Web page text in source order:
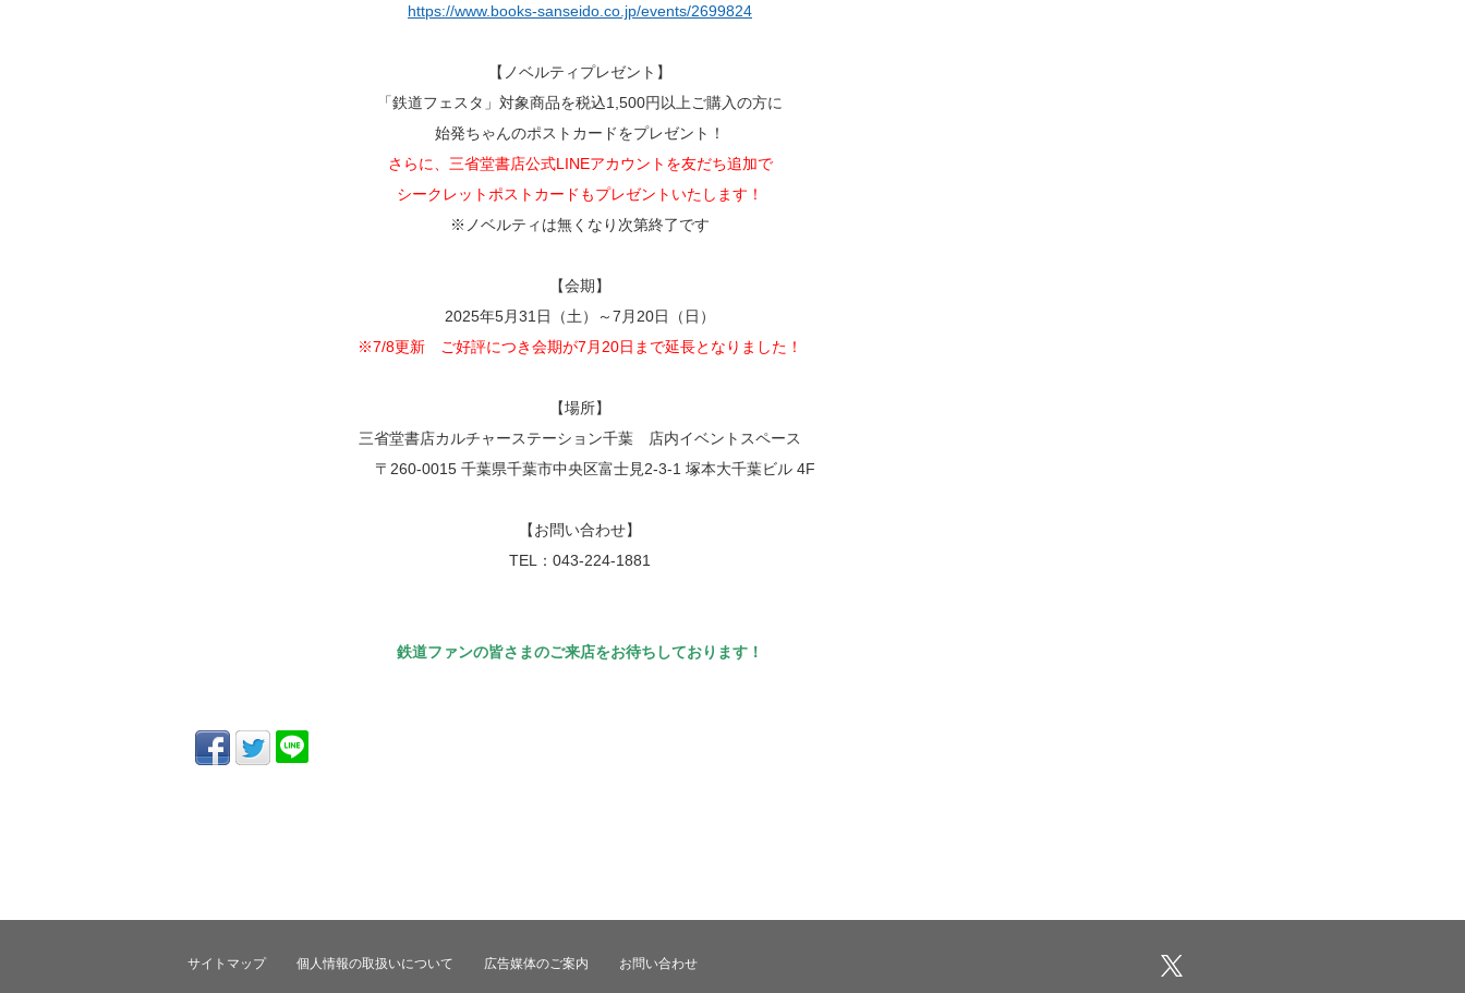
https://www.books-sanseido.co.jp/events/2699824
【ノベルティプレゼント】
「鉄道フェスタ」対象商品を税込1,500円以上ご購入の方に
始発ちゃんのポストカードをプレゼント！
さらに、三省堂書店公式LINEアカウントを友だち追加で
シークレットポストカードもプレゼントいたします！
※ノベルティは無くなり次第終了です
【会期】
2025年5月31日（土）～7月20日（日）
※7/8更新 ご好評につき会期が7月20日まで延長となりました！
【場所】
三省堂書店カルチャーステーション千葉 店内イベントスペース
〒260-0015 千葉県千葉市中央区富士見2-3-1 塚本大千葉ビル 4F
【お問い合わせ】
TEL：043-224-1881
鉄道ファンの皆さまのご来店をお待ちしております！
サイトマップ 個人情報の取扱いについて 広告媒体のご案内 お問い合わせ